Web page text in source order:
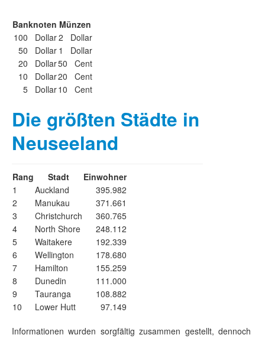
Banknoten Münzen
100 Dollar2 Dollar
50 Dollar 1 Dollar
20 Dollar50 Cent
10 Dollar20 Cent
5 Dollar10 Cent
Die größten Städte in
Neuseeland
Rang Stadt
Einwohner
1
Auckland
395.982
2
Manukau
371.661
3
Christchurch
360.765
4
North Shore
248.112
5
Waitakere
192.339
6
Wellington
178.680
7
Hamilton
155.259
8
Dunedin
111.000
9
Tauranga
108.882
10
Lower Hutt 97.149
Informationen wurden sorgfältig zusammen gestellt, dennoch